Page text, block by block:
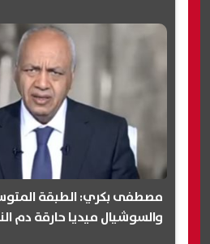
مصطفى بكري: الطبقة
والسوشيال ميديا حارقة دم